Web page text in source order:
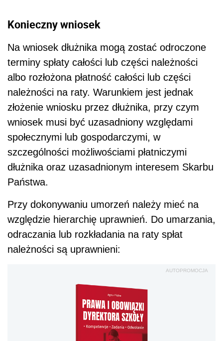
Konieczny wniosek
Na wniosek dłużnika mogą zostać odroczone
terminy spłaty całości lub części należności
albo rozłożona płatność całości lub części
należności na raty. Warunkiem jest jednak
złożenie wniosku przez dłużnika, przy czym
wniosek musi być uzasadniony względami
społecznymi lub gospodarczymi, w
szczególności możliwościami płatniczymi
dłużnika oraz uzasadnionym interesem Skarbu
Państwa.
Przy dokonywaniu umorzeń należy mieć na
względzie hierarchię uprawnień. Do umarzania,
odraczania lub rozkładania na raty spłat
należności są uprawnieni:
AUTOPROMOCJA